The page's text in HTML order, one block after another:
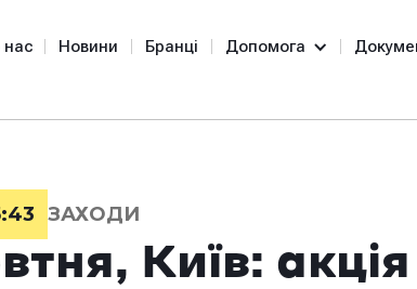
нас Новини Бранці Допомога
ЗАХОДИ
Київ: